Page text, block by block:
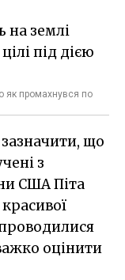
як промахнувся по
зазначити, що
з
США Піта
оцінити